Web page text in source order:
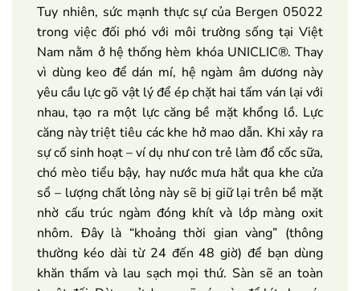
Tuy nhiên, sức mạnh thực sự của Bergen 05022
trong việc đối phó với môi trường sống tại Việt
Nam nằm ở hệ thống hèm khóa UNICLIC®. Thay
vì dùng keo để dán mí, hệ ngàm âm dương này
yêu cầu lực gõ vật lý để ép chặt hai tấm ván lại với
nhau, tạo ra một lực căng bề mặt khổng lồ. Lực
căng này triệt tiêu các khe hở mao dẫn. Khi xảy ra
sự cố sinh hoạt – ví dụ như con trẻ làm đổ cốc sữa,
chó mèo tiểu bậy, hay nước mưa hắt qua khe cửa
sổ – lượng chất lỏng này sẽ bị giữ lại trên bề mặt
nhờ cấu trúc ngàm đóng khít và lớp màng oxit
nhôm. Đây là “khoảng thời gian vàng” (thông
thường kéo dài từ 24 đến 48 giờ) để bạn dùng
khăn thấm và lau sạch mọi thứ. Sàn sẽ an toàn